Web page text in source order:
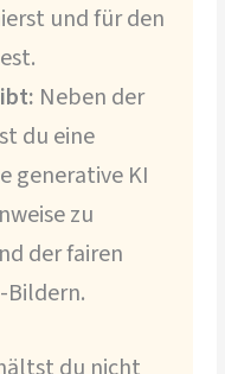
und für den
Neben der
du eine
generative KI
zu
der fairen
Bildern.